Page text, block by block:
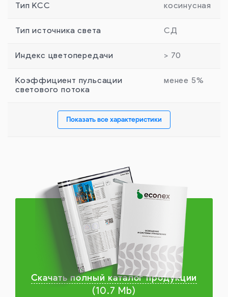
Тип КСС косинусная
Тип источника света СД
Индекс цветопередачи > 70
Коэффициент пульсации
светового потока
менее 5%
Показать все характеристики
Скачать полный каталог продукции
(10.7 Mb)